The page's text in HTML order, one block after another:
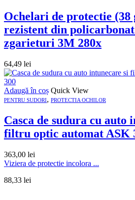
Ochelari de protectie (38
rezistent din
zgarieturi 3M 280x
64,49 lei
Adaugă în coș Quick View
PENTRU SUDORI, PROTECTIA OCHILOR
Casca de sudura cu auto
filtru optic automat ASK
363,00 lei
Viziera de protectie incolora ...
88,33 lei